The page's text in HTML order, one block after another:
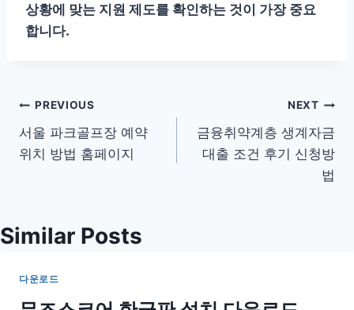
상황에 맞는 지원 제도를 확인하는 것이 가장 중요
합니다.
글
탐
PREVIOUS
서울 파크골프장 예약
위치 방법 홈페이지
NEXT
금융취약계층 생계자금
대출 조건 후기 신청방
법
Similar Posts
다운로드